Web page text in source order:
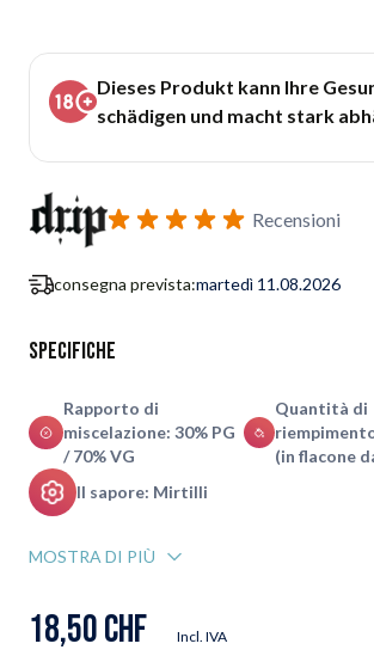
Dieses Produkt kann Ihre
schädigen und macht stark
Recensioni
consegna prevista:martedì 11.08.2026
Specifiche
Rapporto di
miscelazione: 30% PG
/ 70% VG
Quantità di
(in flacone
Il sapore: Mirtilli
MOSTRA DI PIÙ
18,50 CHF Incl. IVA